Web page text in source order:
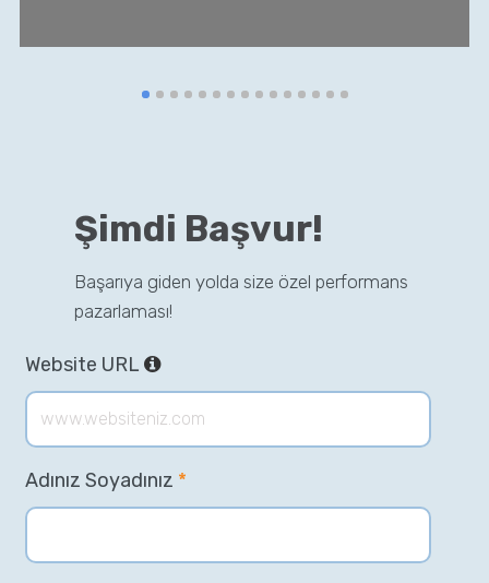
Şimdi Başvur!
Başarıya giden yolda size özel performans
pazarlaması!
Website URL
Adınız Soyadınız *